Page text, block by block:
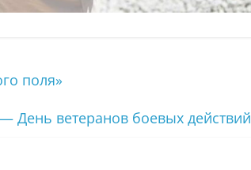
поля»
День ветеранов боевых действий